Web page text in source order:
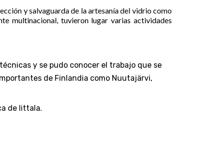
y salvaguarda de la artesanía del vidrio como
multinacional, tuvieron lugar varias actividades
y se pudo conocer el trabajo que se
de Finlandia como Nuutajärvi,
de Iittala.